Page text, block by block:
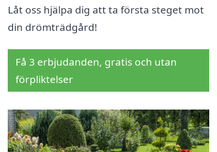
Låt oss hjälpa dig att ta första steget mot
din drömträdgård!
Få 3 erbjudanden, gratis och utan
förpliktelser